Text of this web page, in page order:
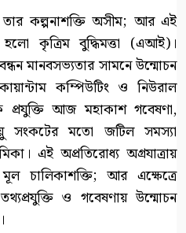
তার কল্পনাশক্তি অসীম; আর এই
কৃত্রিম বুদ্ধিমত্তা (এআই)।
মানবসভ্যতার সামনে উন্মোচন
কম্পিউটিং ও নিউরাল
প্রযুক্তি আজ মহাকাশ গবেষণা,
সংকটের মতো জটিল সমস্যা
এই অপ্রতিরোধ্য অগ্রযাত্রায়
চালিকাশক্তি; আর এক্ষেত্রে
ও গবেষণায় উন্মোচন